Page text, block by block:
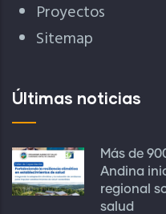
Proyectos
Sitemap
Últimas noticias
Más de
Andina
regional
salud